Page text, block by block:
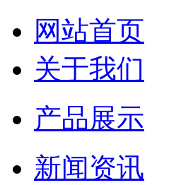
网站首页
关于我们
产品展示
新闻资讯